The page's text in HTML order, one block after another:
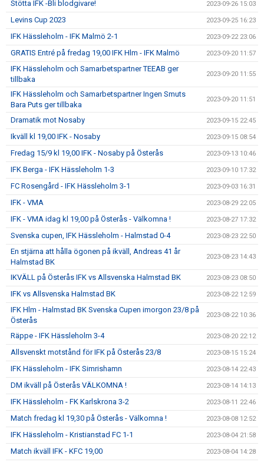
Stötta IFK -Bli blodgivare! 2023-09-26 15:03
Levins Cup 2023 2023-09-25 16:23
IFK Hässleholm - IFK Malmö 2-1 2023-09-22 23:06
GRATIS Entré på fredag 19,00 IFK Hlm - IFK Malmö 2023-09-20 11:57
IFK Hässleholm och Samarbetspartner TEEAB ger
tillbaka
2023-09-20 11:55
IFK Hässleholm och Samarbetspartner Ingen Smuts
Bara Puts ger tillbaka
2023-09-20 11:51
Dramatik mot Nosaby 2023-09-15 22:45
Ikväll kl 19,00 IFK - Nosaby 2023-09-15 08:54
Fredag 15/9 kl 19,00 IFK - Nosaby på Österås 2023-09-13 10:46
IFK Berga - IFK Hässleholm 1-3 2023-09-10 17:32
FC Rosengård - IFK Hässleholm 3-1 2023-09-03 16:31
IFK - VMA 2023-08-29 22:05
IFK - VMA idag kl 19,00 på Österås - Välkomna ! 2023-08-27 17:32
Svenska cupen, IFK Hässleholm - Halmstad 0-4 2023-08-23 22:50
En stjärna att hålla ögonen på ikväll, Andreas 41 år
Halmstad BK
2023-08-23 14:43
IKVÄLL på Österås IFK vs Allsvenska Halmstad BK 2023-08-23 08:50
IFK vs Allsvenska Halmstad BK 2023-08-22 12:59
IFK Hlm - Halmstad BK Svenska Cupen imorgon 23/8 på
Österås
2023-08-22 10:36
Räppe - IFK Hässleholm 3-4 2023-08-20 22:12
Allsvenskt motstånd för IFK på Österås 23/8 2023-08-15 15:24
IFK Hässleholm - IFK Simrishamn 2023-08-14 22:43
DM ikväll på Österås VÄLKOMNA ! 2023-08-14 14:13
IFK Hässleholm - FK Karlskrona 3-2 2023-08-11 22:46
Match fredag kl 19,30 på Österås - Välkomna ! 2023-08-08 12:52
IFK Hässleholm - Kristianstad FC 1-1 2023-08-04 21:58
Match ikväll IFK - KFC 19,00 2023-08-04 14:28